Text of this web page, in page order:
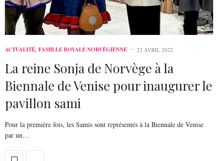
ACTUALITÉ, FAMILLE ROYALE NORVÉGIENNE 22 AVRIL 2022
La reine Sonja de Norvège à la
Biennale de Venise pour inaugurer le
pavillon sami
Pour la première fois, les Samis sont représentés à la Biennale de Venise
par un…